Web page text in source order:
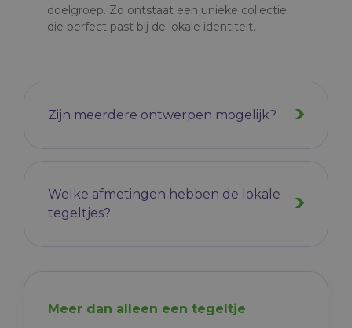
doelgroep. Zo ontstaat een unieke collectie
die perfect past bij de lokale identiteit.
Zijn meerdere ontwerpen mogelijk?
Welke afmetingen hebben de lokale
tegeltjes?
Meer dan alleen een tegeltje